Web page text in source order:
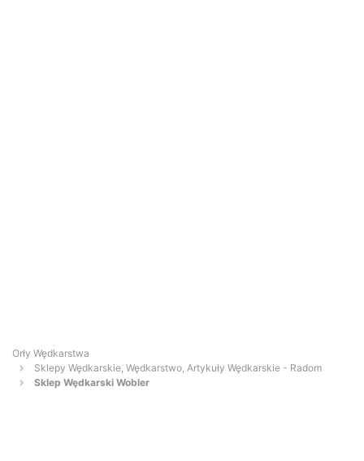
Orły Wędkarstwa
Sklepy Wędkarskie, Wędkarstwo, Artykuły Wędkarskie - Radom
Sklep Wędkarski Wobler